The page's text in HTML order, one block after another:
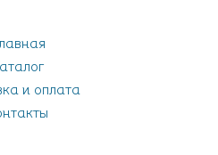
и оплата